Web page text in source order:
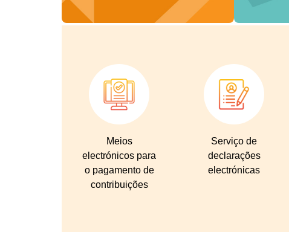
Meios
electrónicos para
o pagamento de
contribuições
Serviço de
declarações
electrónicas